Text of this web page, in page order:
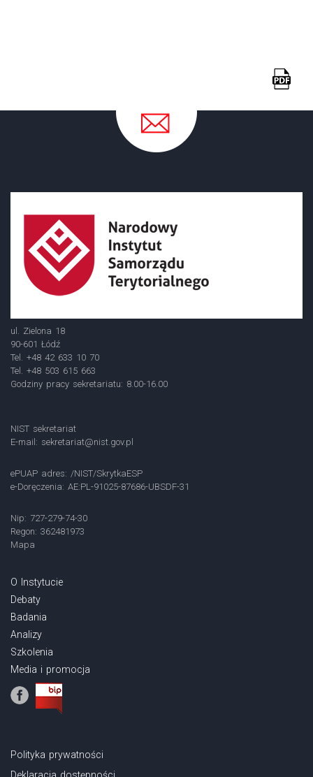
ul. Zielona 18
90-601 Łódź
Tel. +48 42 633 10 70
Tel. +48 503 615 663
Godziny pracy sekretariatu: 8.00-16.00
NIST sekretariat
E-mail: sekretariat@nist.gov.pl
ePUAP adres: /NIST/SkrytkaESP
e-Doręczenia: AE:PL-91025-87686-UBSDF-31
Nip: 727-279-74-30
Regon: 362481973
Mapa
O Instytucie
Debaty
Badania
Analizy
Szkolenia
Media i promocja
Polityka prywatności